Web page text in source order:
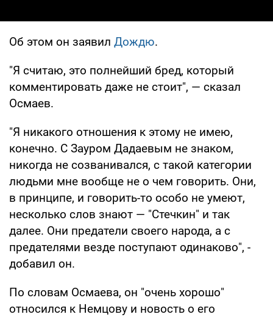
Об этом он заявил Дождю.
"Я считаю, это полнейший бред, который
комментировать даже не стоит", — сказал
Осмаев.
"Я никакого отношения к этому не имею,
конечно. С Зауром Дадаевым не знаком,
никогда не созванивался, с такой категории
людьми мне вообще не о чем говорить. Они,
в принципе, и говорить-то особо не умеют,
несколько слов знают — "Стечкин" и так
далее. Они предатели своего народа, а с
предателями везде поступают одинаково", -
добавил он.
По словам Осмаева, он "очень хорошо"
относился к Немцову и новость о его